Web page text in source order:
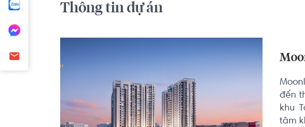
Thông tin dự án
đến
khu
tâm